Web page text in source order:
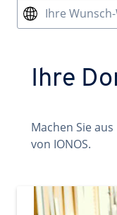
Ihre
Ihre
Machen Sie
von IONOS.